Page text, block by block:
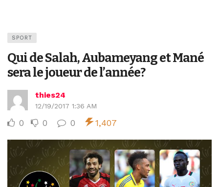
SPORT
Qui de Salah, Aubameyang et Mané
sera le joueur de l’année?
thies24
12/19/2017 1:36 AM
0 0 0 1,407